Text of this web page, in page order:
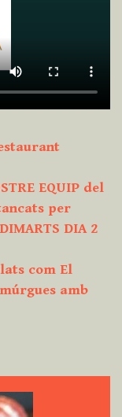
EQUIP del
per
DIA 2
com El
amb